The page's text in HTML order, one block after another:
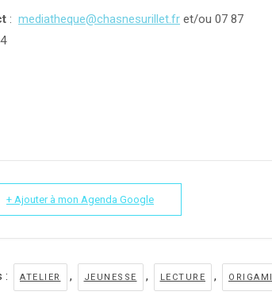
: mediatheque@chasnesurillet.fr et/ou 07 87
+ Ajouter à mon Agenda Google
: ATELIER , JEUNESSE , LECTURE , ORIGAMI